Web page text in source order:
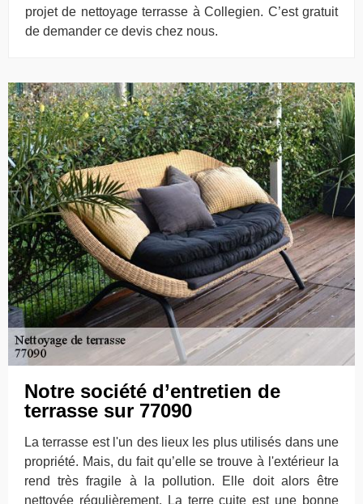
projet de nettoyage terrasse à Collegien. C’est gratuit
de demander ce devis chez nous.
Notre société d’entretien de
terrasse sur 77090
La terrasse est l'un des lieux les plus utilisés dans une
propriété. Mais, du fait qu’elle se trouve à l'extérieur la
rend très fragile à la pollution. Elle doit alors être
nettoyée régulièrement. La terre cuite est une bonne